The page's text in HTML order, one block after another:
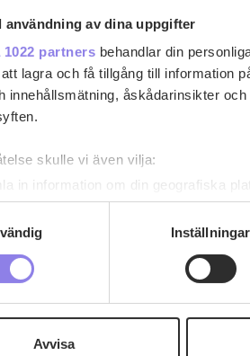
användning av dina uppgifter
1022 partners behandlar din
lagra och få tillgång till information
innehållsmätning, åskådarinsikter
skulle vi även vilja:
in information om din geografiska
din enhet genom att aktivt
mer om hur dina personliga uppgifter
ditt samtycke när som helst från
att besöka webbplatsen intygar
Inställningar
Avvisa